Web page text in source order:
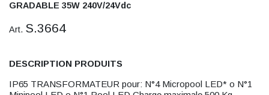
GRADABLE 35W 240V/24Vdc
Art. S.3664
DESCRIPTION PRODUITS
IP65 TRANSFORMATEUR pour: N°4 Micropool LED* o N°1